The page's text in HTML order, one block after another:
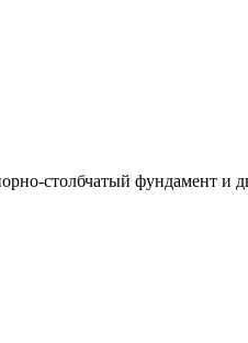
столбчатый фундамент и